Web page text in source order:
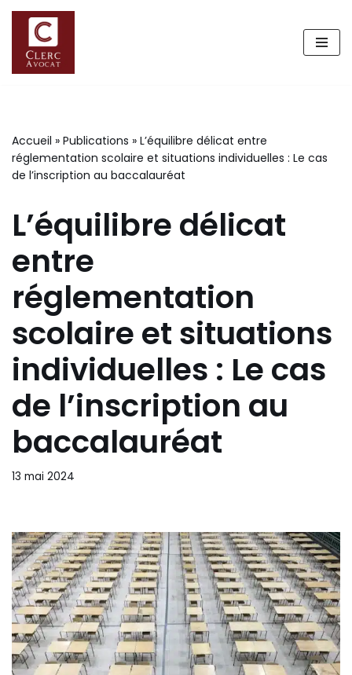
Aller
au
Accueil » Publications » L’équilibre délicat entre
réglementation scolaire et situations individuelles : Le cas
de l’inscription au baccalauréat
L’équilibre délicat
entre
réglementation
scolaire et situations
individuelles : Le cas
de l’inscription au
baccalauréat
13 mai 2024